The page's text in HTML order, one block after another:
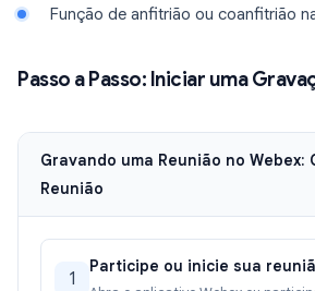
Função de anfitrião ou coanfitrião
Passo a Passo: Iniciar uma
Gravando uma Reunião no Webex:
Reunião
1
Participe ou inicie sua